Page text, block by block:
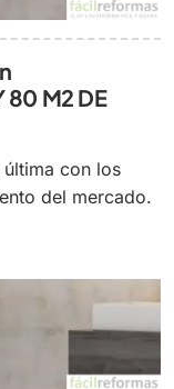
80 M2 DE
con los
del mercado.